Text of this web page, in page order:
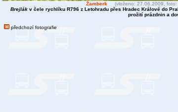
Žamberk
(vloženo: 27.06.2009,
Brejlák v čele rychlíku R796 z Letohradu přes Hradec Králové do
prožití prázdnin a
předchozí fotografie